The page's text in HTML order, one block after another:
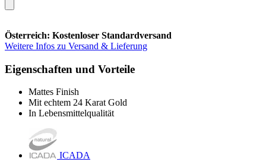
Österreich: Kostenloser Standardversand
Weitere Infos zu Versand & Lieferung
Eigenschaften und Vorteile
Mattes Finish
Mit echtem 24 Karat Gold
In Lebensmittelqualität
ICADA